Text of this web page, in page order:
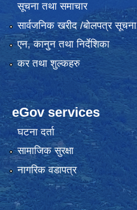
सूचना तथा समाचार
सार्वजनिक खरीद /बोलपत्र सूचना
एन, कानुन तथा निर्देशिका
कर तथा शुल्कहरु
eGov services
घटना दर्ता
सामाजिक सुरक्षा
नागरिक वडापत्र